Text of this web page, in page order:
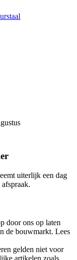
uiterlijk een dag
door ons op laten
de bouwmarkt. Lees
gelden niet voor